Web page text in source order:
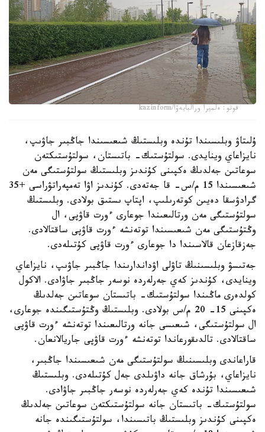
فوتو: ەلميرا ورالبايەۆا/kazinform
ۇلىتاۋ وبلىسىندا تۇندە وبلىستىڭ شىعىسىندا جاڭبىر جاۋىپ،
نايزاعاي وينايدى. سولتۇستىك- باتىستان، سولتۇستىكتەن
سوعاتىن جەلدىڭ ەكپىنى كۇندىز وبلىستىڭ سولتۇستىگى مەن
شىعىسىندا 15 م/س- قا جەتەدى. كۇندىز اۋا تەمپەراتۋراسى +35
گرادۋسقا دەيىن كوتەرىلىپ، اپتاپ ىستىق بولادى. وبلىستىڭ
سولتۇستىگى مەن ورتالىعىندا جوعارى ءورت قاۋپى، ال
وڭتۇستىگى مەن شىعىسىندا توتەنشە ءورت قاۋپى ساقتالادى.
جەزقازعان قالاسىندا دا جوعارى ءورت قاۋپى كۇتىلەدى.
جەتىسۋ وبلىسىنىڭ تاۋلى اۋداندارىندا جاڭبىر جاۋىپ، نايزاعاي
وينايدى، كۇندىز كەي جەرلەردە نوسەر جاڭبىر جاۋادى. الاكول
كولدەرى ماڭىندا سولتۇستىك- باتىستان سوعاتىن جەلدىڭ
ەكپىنى 15- 20 م/س بولادى. وبلىستىڭ وڭتۇستىگىندە جوعارى،
ال سولتۇستىگى، شىعىسى جانە ورتالىعىندا توتەنشە ءورت قاۋپى
ساقتالادى. تالدىقورعاندا توتەنشە ءورت قاۋپى جاريالانعان.
قاراعاندى وبلىسىنىڭ سولتۇستىگى مەن شىعىسىندا جاڭبىر،
نايزاعاي، بۇرشاق جانە داۋىلدى جەل كۇتىلەدى. وبلىستىڭ
شىعىسىندا تۇندە كەي جەرلەردە نوسەر جاڭبىر جاۋادى.
سولتۇستىك- باتىستان جانە سولتۇستىكتەن سوعاتىن جەلدىڭ
ەكپىنى كۇندىز وبلىستىڭ باتىسىندا، سولتۇستىگىندە جانە